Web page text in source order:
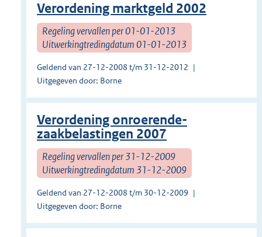
Verordening marktgeld 2002
Regeling vervallen per 01-01-2013
Uitwerkingtredingdatum 01-01-2013
Geldend van 27-12-2008 t/m 31-12-2012
Uitgegeven door: Borne
Verordening onroerende-
zaakbelastingen 2007
Regeling vervallen per 31-12-2009
Uitwerkingtredingdatum 31-12-2009
Geldend van 27-12-2008 t/m 30-12-2009
Uitgegeven door: Borne